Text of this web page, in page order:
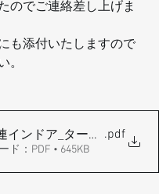
のでご連絡差し上げま
も添付いたしますので
。
インドア_ターゲット順
.pdf
ド：PDF • 645KB